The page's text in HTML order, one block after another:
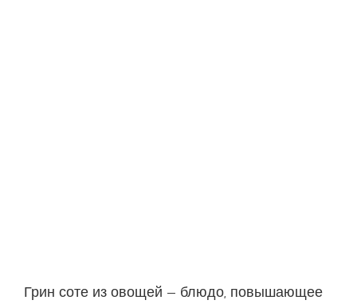
Грин соте из овощей — блюдо, повышающее